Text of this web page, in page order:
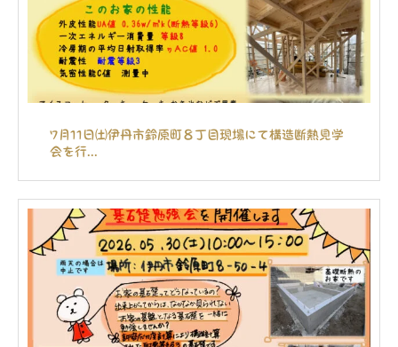
7月11日㈯伊丹市鈴原町８丁目現場にて構造断熱見学
会を行...